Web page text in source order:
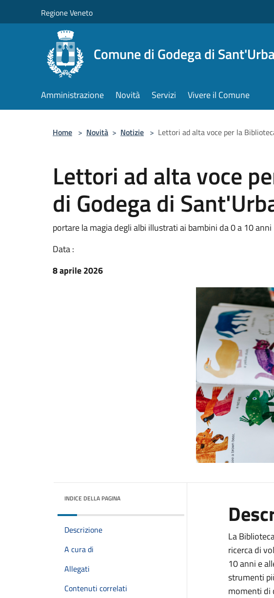
Regione Veneto
Comune di Godega di
Amministrazione Novità Servizi Vivere il Comune
Home > Novità > Notizie > Lettori ad alta voce per la
Lettori ad alta voce
di Godega di
portare la magia degli albi illustrati ai bambini da 0 a 10 anni
Data :
8 aprile 2026
INDICE DELLA PAGINA
Descrizione
A cura di
Allegati
Contenuti correlati
La
ricerca di
10 anni e
strumenti
momenti di